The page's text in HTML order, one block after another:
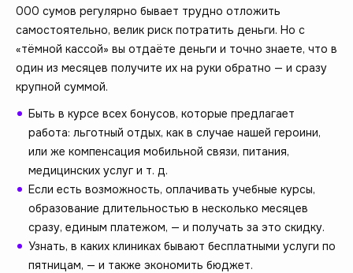
000 сумов регулярно бывает трудно отложить
самостоятельно, велик риск потратить деньги. Но с
«тёмной кассой» вы отдаёте деньги и точно знаете, что в
один из месяцев получите их на руки обратно — и сразу
крупной суммой.
Быть в курсе всех бонусов, которые предлагает
работа: льготный отдых, как в случае нашей героини,
или же компенсация мобильной связи, питания,
медицинских услуг и т. д.
Если есть возможность, оплачивать учебные курсы,
образование длительностью в несколько месяцев
сразу, единым платежом, — и получать за это скидку.
Узнать, в каких клиниках бывают бесплатными услуги по
пятницам, — и также экономить бюджет.